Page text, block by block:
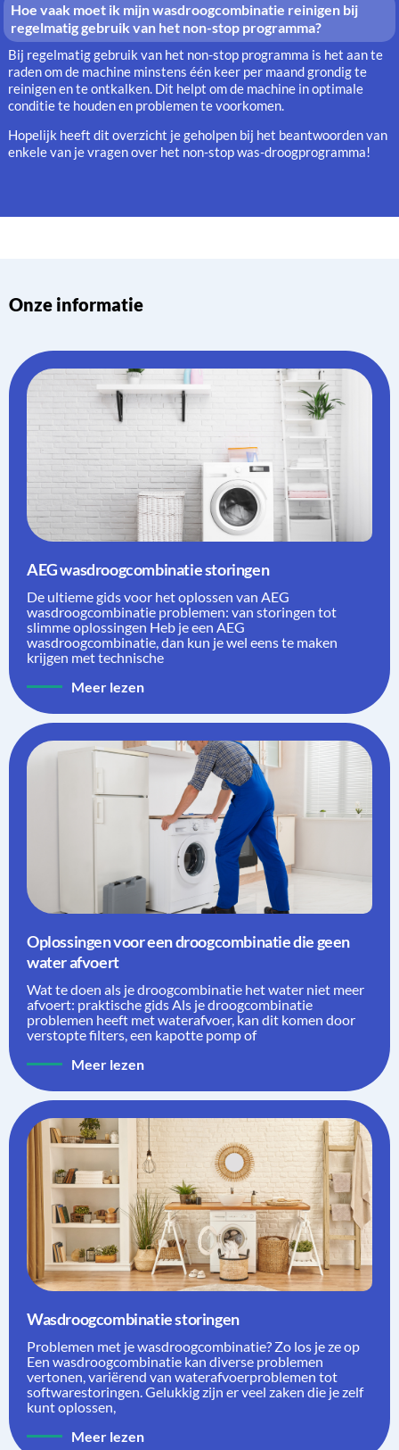
Hoe vaak moet ik mijn wasdroogcombinatie reinigen bij
regelmatig gebruik van het non-stop programma?
Bij regelmatig gebruik van het non-stop programma is het aan te
raden om de machine minstens één keer per maand grondig te
reinigen en te ontkalken. Dit helpt om de machine in optimale
conditie te houden en problemen te voorkomen.
Hopelijk heeft dit overzicht je geholpen bij het beantwoorden van
enkele van je vragen over het non-stop was-droogprogramma!
Onze informatie
AEG wasdroogcombinatie storingen
De ultieme gids voor het oplossen van AEG
wasdroogcombinatie problemen: van storingen tot
slimme oplossingen Heb je een AEG
wasdroogcombinatie, dan kun je wel eens te maken
krijgen met technische
Meer lezen
Oplossingen voor een droogcombinatie die geen
water afvoert
Wat te doen als je droogcombinatie het water niet meer
afvoert: praktische gids Als je droogcombinatie
problemen heeft met waterafvoer, kan dit komen door
verstopte filters, een kapotte pomp of
Meer lezen
Wasdroogcombinatie storingen
Problemen met je wasdroogcombinatie? Zo los je ze op
Een wasdroogcombinatie kan diverse problemen
vertonen, variërend van waterafvoerproblemen tot
softwarestoringen. Gelukkig zijn er veel zaken die je zelf
kunt oplossen,
Meer lezen